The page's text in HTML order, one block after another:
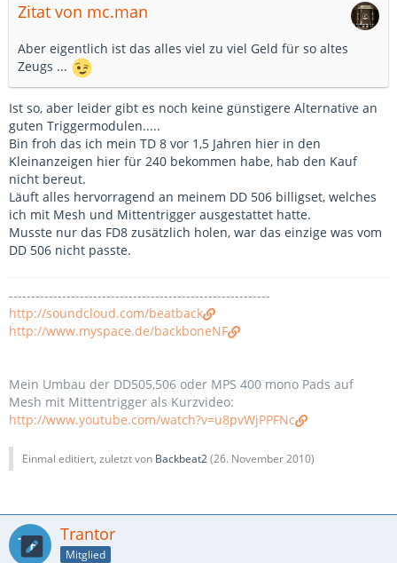
Zitat von mc.man
Aber eigentlich ist das alles viel zu viel Geld für so altes
Zeugs ...
Ist so, aber leider gibt es noch keine günstigere Alternative an
guten Triggermodulen.....
Bin froh das ich mein TD 8 vor 1,5 Jahren hier in den
Kleinanzeigen hier für 240 bekommen habe, hab den Kauf
nicht bereut.
Läuft alles hervorragend an meinem DD 506 billigset, welches
ich mit Mesh und Mittentrigger ausgestattet hatte.
Musste nur das FD8 zusätzlich holen, war das einzige was vom
DD 506 nicht passte.
-----------------------------------------------------------
http://soundcloud.com/beatback
http://www.myspace.de/backboneNF
Mein Umbau der DD505,506 oder MPS 400 mono Pads auf
Mesh mit Mittentrigger als Kurzvideo:
http://www.youtube.com/watch?v=u8pvWjPPFNc
Einmal editiert, zuletzt von Backbeat2(26. November 2010)
Trantor
Mitglied